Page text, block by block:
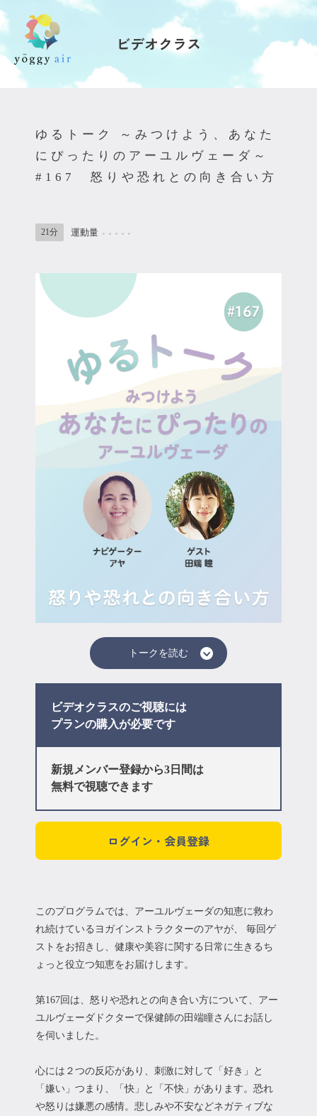
受講の流れ
インストラクター一覧
yoggy store
yoggy mommy
ログイン
会員規約について
クラス参加にあたっての同意書
特定商取引にかかわる表示
プライバシーポリシー
ビデオクラス
ゆるトーク ～みつけよう、あなた
にぴったりのアーユルヴェーダ～
#167 怒りや恐れとの向き合い方
21分 運動量 ● ● ● ● ●
トークを読む
ビデオクラスのご視聴には
プランの購入が必要です
新規メンバー登録から3日間は
無料で視聴できます
ログイン・会員登録
このプログラムでは、アーユルヴェーダの知恵に救わ
れ続けているヨガインストラクターのアヤが、 毎回ゲ
ストをお招きし、健康や美容に関する日常に生きるち
ょっと役立つ知恵をお届けします。
第167回は、怒りや恐れとの向き合い方について、アー
ユルヴェーダドクターで保健師の田端瞳さんにお話し
を伺いました。
心には２つの反応があり、刺激に対して「好き」と
「嫌い」つまり、「快」と「不快」があります。恐れ
や怒りは嫌悪の感情。悲しみや不安などネガティブな